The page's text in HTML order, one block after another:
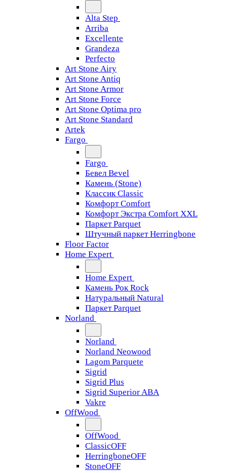
Alta Step
Arriba
Excellente
Grandeza
Perfecto
Art Stone Airy
Art Stone Antiq
Art Stone Armor
Art Stone Force
Art Stone Optima pro
Art Stone Standard
Artek
Fargo
Fargo
Бевел Bevel
Камень (Stone)
Классик Classic
Комфорт Comfort
Комфорт Экстра Comfort XXL
Паркет Parquet
Штучный паркет Herringbone
Floor Factor
Home Expert
Home Expert
Камень Рок Rock
Натуральный Natural
Паркет Parquet
Norland
Norland
Norland Neowood
Lagom Parquete
Sigrid
Sigrid Plus
Sigrid Superior ABA
Vakre
OffWood
OffWood
ClassicOFF
HerringboneOFF
StoneOFF